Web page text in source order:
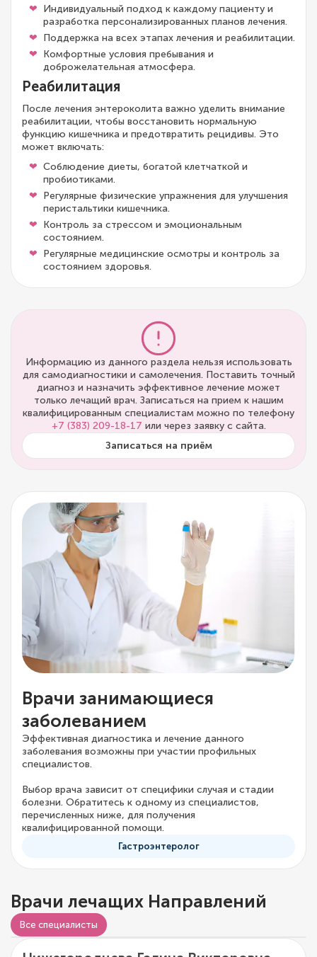
Индивидуальный подход к каждому пациенту и
разработка персонализированных планов лечения.
Поддержка на всех этапах лечения и реабилитации.
Комфортные условия пребывания и
доброжелательная атмосфера.
Реабилитация
После лечения энтероколита важно уделить внимание
реабилитации, чтобы восстановить нормальную
функцию кишечника и предотвратить рецидивы. Это
может включать:
Соблюдение диеты, богатой клетчаткой и
пробиотиками.
Регулярные физические упражнения для улучшения
перистальтики кишечника.
Контроль за стрессом и эмоциональным
состоянием.
Регулярные медицинские осмотры и контроль за
состоянием здоровья.
Информацию из данного раздела нельзя использовать
для самодиагностики и самолечения. Поставить точный
диагноз и назначить эффективное лечение может
только лечащий врач. Записаться на прием к нашим
квалифицированным специалистам можно по телефону
+7 (383) 209-18-17 или через заявку с сайта.
Записаться на приём
Врачи занимающиеся
заболеванием
Эффективная диагностика и лечение данного
заболевания возможны при участии профильных
специалистов.
Выбор врача зависит от специфики случая и стадии
болезни. Обратитесь к одному из специалистов,
перечисленных ниже, для получения
квалифицированной помощи.
Гастроэнтеролог
Врачи лечащих Направлений
Все специалисты
Видео о враче